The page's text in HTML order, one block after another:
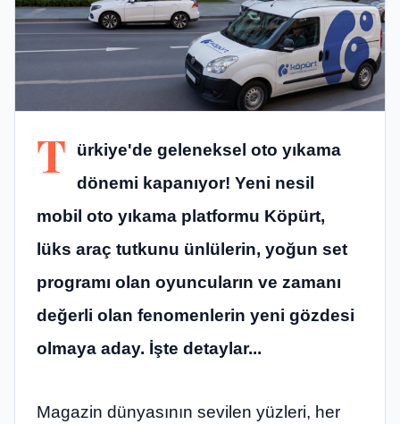
T
ürkiye'de geleneksel oto yıkama
dönemi kapanıyor! Yeni nesil
mobil oto yıkama platformu Köpürt,
lüks araç tutkunu ünlülerin, yoğun set
programı olan oyuncuların ve zamanı
değerli olan fenomenlerin yeni gözdesi
olmaya aday. İşte detaylar...
Magazin dünyasının sevilen yüzleri, her